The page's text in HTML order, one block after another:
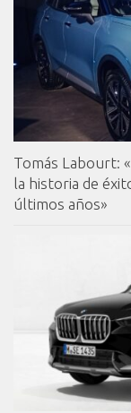
Tomás Labourt:
la historia de
últimos años»